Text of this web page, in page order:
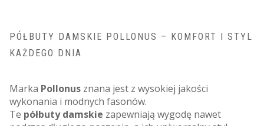
PÓŁBUTY DAMSKIE POLLONUS – KOMFORT I STYL
KAŻDEGO DNIA
Marka Pollonus znana jest z wysokiej jakości
wykonania i modnych fasonów.
Te półbuty damskie zapewniają wygodę nawet